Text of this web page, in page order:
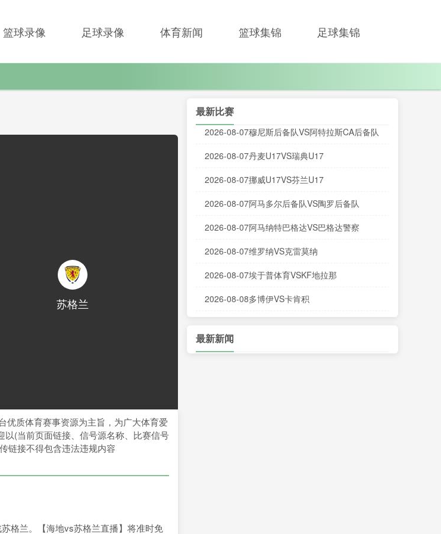
篮球录像 足球录像 体育新闻 篮球集锦 足球集锦
苏格兰
优质体育赛事资源为主旨，为广大体育爱
(当前页面链接、信号源名称、比赛信号
链接不得包含违法违规内容
格兰。【海地vs苏格兰直播】将准时免
最新比赛
2026-08-07穆尼斯后备队VS阿特拉斯CA后备队
2026-08-07丹麦U17VS瑞典U17
2026-08-07挪威U17VS芬兰U17
2026-08-07阿马多尔后备队VS陶罗后备队
2026-08-07阿马纳特巴格达VS巴格达警察
2026-08-07维罗纳VS克雷莫纳
2026-08-07埃于普体育VSKF地拉那
2026-08-08多博伊VS卡肯积
最新新闻